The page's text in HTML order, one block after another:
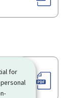
for
-